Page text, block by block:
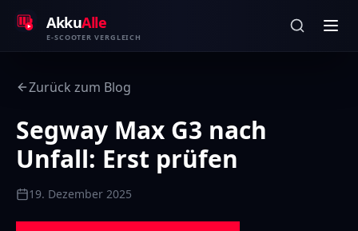
AkkuAlle
E-SCOOTER VERGLEICH
Zurück zum Blog
Segway Max G3 nach
Unfall: Erst prüfen
19. Dezember 2025